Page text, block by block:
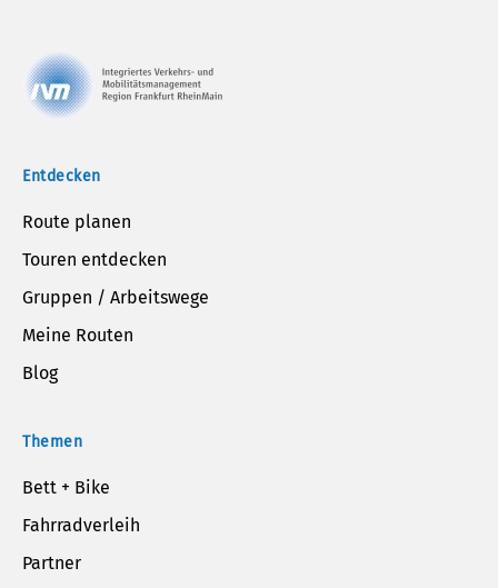
Entdecken
Route planen
Touren entdecken
Gruppen / Arbeitswege
Meine Routen
Blog
Themen
Bett + Bike
Fahrradverleih
Partner